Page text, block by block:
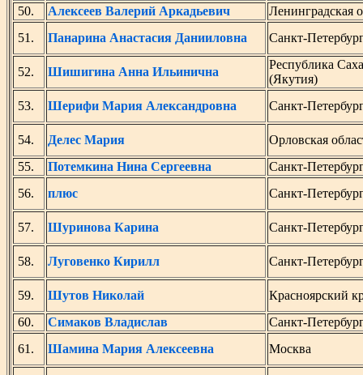
50.
Алексеев Валерий Аркадьевич
Ленинградская
51.
Панарина Анастасия Данииловна Санкт-
52. Шишигина Анна Ильинична
Республика Саха
(Якутия)
53.
Шерифи Мария Александровна Санкт-
54. Делес Мария
Орловская
55.
Потемкина Нина Сергеевна
Санкт-
56.
плюс Санкт-
57. Шуринова Карина Санкт-
58. Луговенко Кирилл Санкт-
59. Шутов Николай
Красноярский
60.
Симаков Владислав
Санкт-
61.
Шамина Мария Алексеевна Москва